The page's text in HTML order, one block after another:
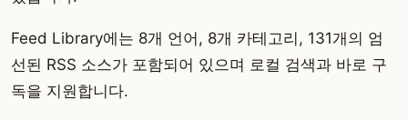
Feed Library에는 8개 언어, 8개 카테고리, 131개의 엄
선된 RSS 소스가 포함되어 있으며 로컬 검색과 바로 구
독을 지원합니다.